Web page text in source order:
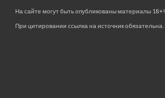
На сайте могут быть опубликованы материалы 18+!
При цитировании ссылка на источник обязательна.